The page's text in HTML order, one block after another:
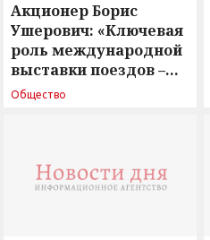
Акционер Борис
Ушерович: «Ключевая
роль международной
выставки поездов –
поиск ответов на
Общество